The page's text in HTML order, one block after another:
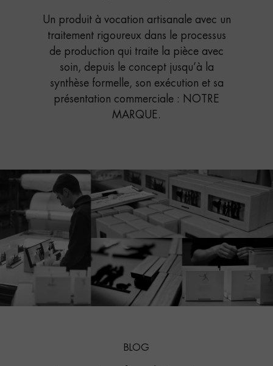
Un produit à vocation artisanale avec un
traitement rigoureux dans le processus
de production qui traite la pièce avec
soin, depuis le concept jusqu’à la
synthèse formelle, son exécution et sa
présentation commerciale : NOTRE
MARQUE.
BLOG